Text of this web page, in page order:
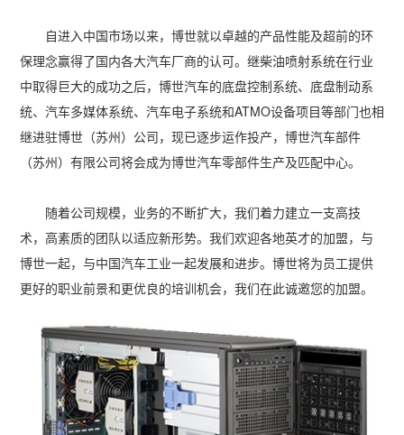
自进入中国市场以来，博世就以卓越的产品性能及超前的环
保理念赢得了国内各大汽车厂商的认可。继柴油喷射系统在行业
中取得巨大的成功之后，博世汽车的底盘控制系统、底盘制动系
统、汽车多媒体系统、汽车电子系统和ATMO设备项目等部门也相
继进驻博世（苏州）公司，现已逐步运作投产，博世汽车部件
（苏州）有限公司将会成为博世汽车零部件生产及匹配中心。
随着公司规模，业务的不断扩大，我们着力建立一支高技
术，高素质的团队以适应新形势。我们欢迎各地英才的加盟，与
博世一起，与中国汽车工业一起发展和进步。博世将为员工提供
更好的职业前景和更优良的培训机会，我们在此诚邀您的加盟。